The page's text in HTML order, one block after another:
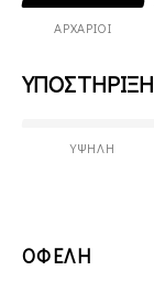
ΑΡΧΆΡΙΟΙ
ΥΠΟΣΤΗΡΙΞΗ
ΥΨΗΛΉ
ΟΦΕΛΗ